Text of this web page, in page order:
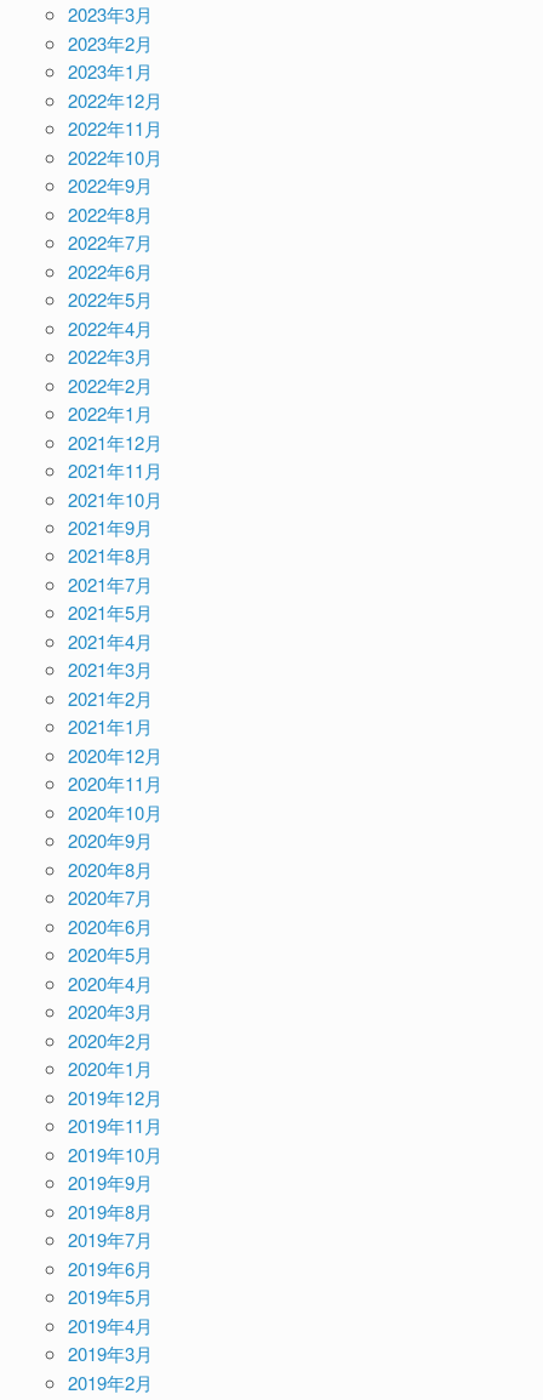
2023年3月
2023年2月
2023年1月
2022年12月
2022年11月
2022年10月
2022年9月
2022年8月
2022年7月
2022年6月
2022年5月
2022年4月
2022年3月
2022年2月
2022年1月
2021年12月
2021年11月
2021年10月
2021年9月
2021年8月
2021年7月
2021年5月
2021年4月
2021年3月
2021年2月
2021年1月
2020年12月
2020年11月
2020年10月
2020年9月
2020年8月
2020年7月
2020年6月
2020年5月
2020年4月
2020年3月
2020年2月
2020年1月
2019年12月
2019年11月
2019年10月
2019年9月
2019年8月
2019年7月
2019年6月
2019年5月
2019年4月
2019年3月
2019年2月